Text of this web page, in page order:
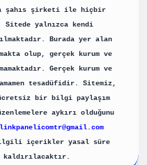
şahıs şirketi ile hiçbir
Sitede yalnızca kendi
Burada yer alan
olup, gerçek kurum ve
Gerçek kurum ve
tesadüfidir. Sitemiz,
ücretsiz bir bilgi paylaşım
aykırı olduğunu
ilgili içerikler yasal süre